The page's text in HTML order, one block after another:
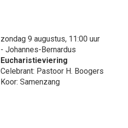
zondag 9 augustus, 11:00 uur
- Johannes-Bernardus
Eucharistieviering
Celebrant: Pastoor H. Boogers
Koor: Samenzang